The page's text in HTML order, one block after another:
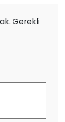
Gerekli